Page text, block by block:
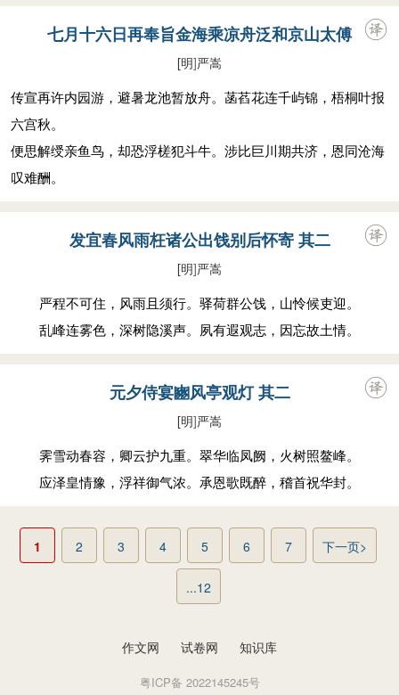
七月十六日再奉旨金海乘凉舟泛和京山太傅
[明]严嵩
传宣再许内园游，避暑龙池暂放舟。菡萏花连千屿锦，梧桐叶报
六宫秋。
便思解绶亲鱼鸟，却恐浮槎犯斗牛。涉比巨川期共济，恩同沧海
叹难酬。
发宜春风雨枉诸公出饯别后怀寄 其二
[明]严嵩
严程不可住，风雨且须行。驿荷群公饯，山怜候吏迎。
乱峰连雾色，深树隐溪声。夙有遐观志，因忘故土情。
元夕侍宴豳风亭观灯 其二
[明]严嵩
霁雪动春容，卿云护九重。翠华临凤阙，火树照鳌峰。
应泽皇情豫，浮祥御气浓。承恩歌既醉，稽首祝华封。
1 2 3 4 5 6 7 下一页>
...12
作文网 试卷网 知识库
粤ICP备 2022145245号